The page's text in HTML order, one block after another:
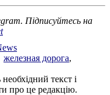
Підписуйтесь на
железная дорога,
текст і
про це редакцію.